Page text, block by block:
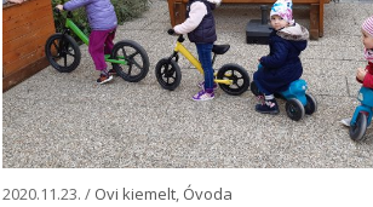
2020.11.23. / Ovi kiemelt, Óvoda